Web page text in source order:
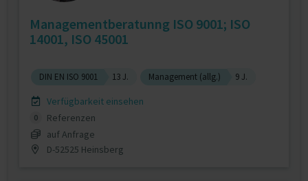
Managementberatunng ISO 9001; ISO
14001, ISO 45001
DIN EN ISO 9001 13 J. Management (allg.) 9 J.
Verfügbarkeit einsehen
0
Referenzen
auf Anfrage
D-52525 Heinsberg